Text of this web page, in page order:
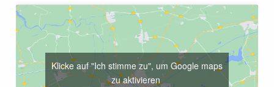
Klicke auf "Ich stimme zu", um Google maps
zu aktivieren